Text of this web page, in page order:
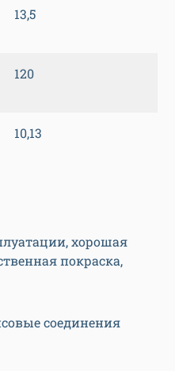
13,5
120
10,13
хорошая
покраска,
соединения